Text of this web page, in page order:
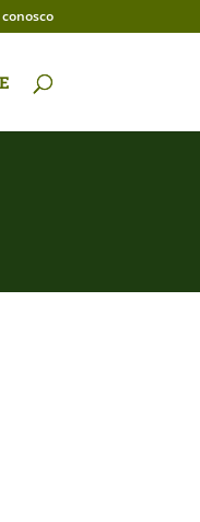
conosco